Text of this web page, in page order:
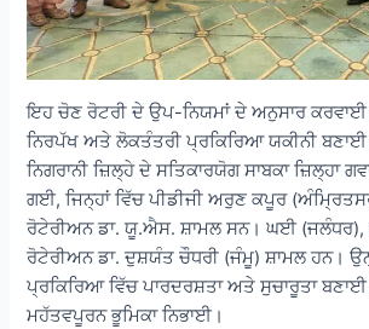
ਇਹ ਚੋਣ ਰੋਟਰੀ ਦੇ ਉਪ-ਨਿਯਮਾਂ ਦੇ ਅਨੁਸਾਰ
ਨਿਰਪੱਖ ਅਤੇ ਲੋਕਤੰਤਰੀ ਪ੍ਰਕਿਰਿਆ ਯਕੀਨੀ
ਨਿਗਰਾਨੀ ਜ਼ਿਲ੍ਹੇ ਦੇ ਸਤਿਕਾਰਯੋਗ ਸਾਬਕਾ ਜ਼ਿਲ੍ਹਾ
ਗਈ, ਜਿਨ੍ਹਾਂ ਵਿੱਚ ਪੀਡੀਜੀ ਅਰੁਣ ਕਪੂਰ
ਰੋਟੇਰੀਅਨ ਡਾ. ਯੂ.ਐਸ. ਸ਼ਾਮਲ ਸਨ। ਘਈ (ਜਲੰਧਰ),
ਰੋਟੇਰੀਅਨ ਡਾ. ਦੁਸ਼ਯੰਤ ਚੌਧਰੀ (ਜੰਮੂ) ਸ਼ਾਮਲ ਹਨ।
ਪ੍ਰਕਿਰਿਆ ਵਿੱਚ ਪਾਰਦਰਸ਼ਤਾ ਅਤੇ ਸੁਚਾਰੂਤਾ
ਮਹੱਤਵਪੂਰਨ ਭੂਮਿਕਾ ਨਿਭਾਈ।